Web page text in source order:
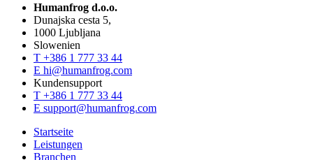
Humanfrog d.o.o.
Dunajska cesta 5,
1000 Ljubljana
Slowenien
T +386 1 777 33 44
E hi@humanfrog.com
Kundensupport
T +386 1 777 33 44
E support@humanfrog.com
Startseite
Leistungen
Branchen